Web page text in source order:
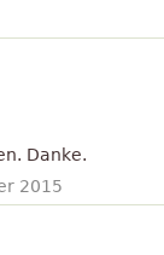
Danke.
2015